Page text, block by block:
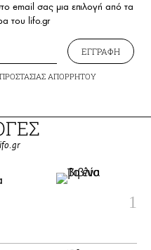
email σας μια επιλογή από τα
του lifo.gr
ΕΓΓΡΑΦΗ
ΑΠΟΡΡΗΤΟΥ